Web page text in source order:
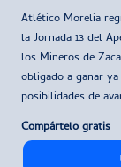
Atlético Morelia
la Jornada 13 del
los Mineros de
obligado a ganar
posibilidades de
Compártelo gratis